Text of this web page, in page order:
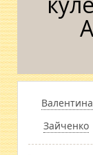
Валентина
Зайченко